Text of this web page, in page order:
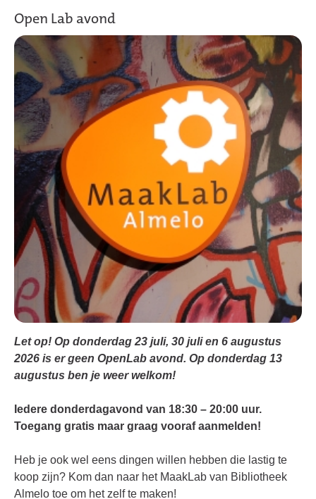
Open Lab avond
Let op! Op donderdag 23 juli, 30 juli en 6 augustus
2026 is er geen OpenLab avond. Op donderdag 13
augustus ben je weer welkom!
Iedere donderdagavond van 18:30 – 20:00 uur.
Toegang gratis maar graag vooraf aanmelden!
Heb je ook wel eens dingen willen hebben die lastig te
koop zijn? Kom dan naar het MaakLab van Bibliotheek
Almelo toe om het zelf te maken!